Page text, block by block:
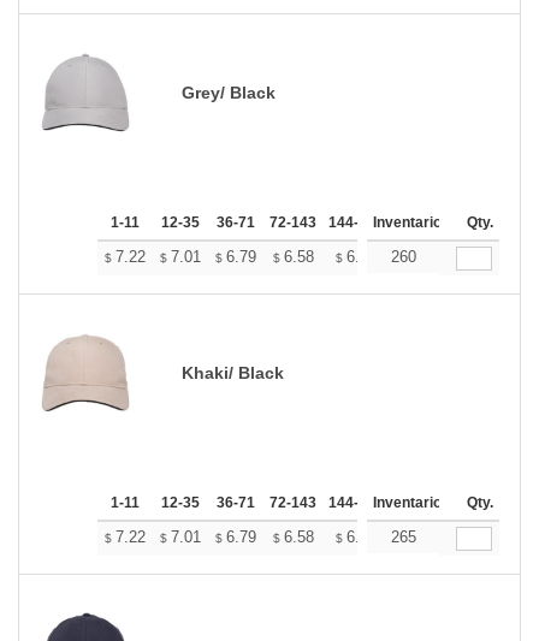
Grey/ Black
1-11 12-35 36-71 72-143 144-287 288 + Mas
Inventario Qty.
$ 7.22 $ 7.01 $ 6.79 $ 6.58 $ 6.37 $6.26
260
Khaki/ Black
1-11 12-35 36-71 72-143 144-287 288 + Mas
Inventario Qty.
$ 7.22 $ 7.01 $ 6.79 $ 6.58 $ 6.37 $6.26
265